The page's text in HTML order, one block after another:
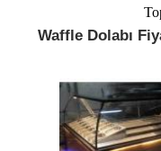
Waffle Dolabı